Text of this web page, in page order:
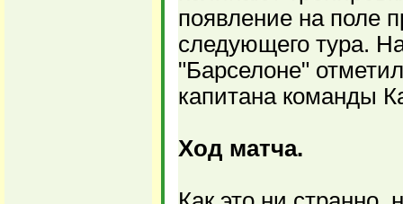
появление на поле
следующего тура.
"Барселоне"
капитана команды
Ход матча.